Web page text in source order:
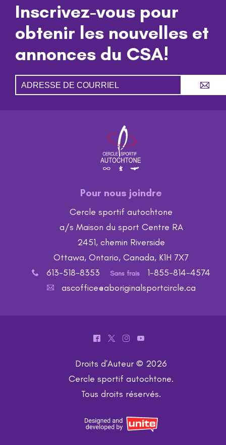
Inscrivez-vous pour
obtenir les nouvelles et
annonces du CSA!
A
Pour nous joindre
Cercle sportif autochtone
a/s Maison du sport Centre RA
2451, chemin Riverside
Ottawa, Ontario, Canada, K1H 7X7
x 613-518-8353 Sans frais 1-855-814-4574
A ascoffice@aboriginalsportcircle.ca
^ * & (
Droits d'Auteur © 2026
Cercle sportif autochtone.
Tous droits réservés.